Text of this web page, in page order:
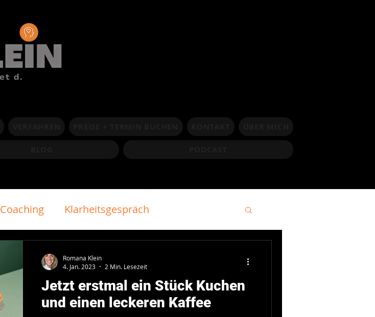
Coaching Klarheitsgespräch
Jetzt erstmal ein Stück Kuchen
und einen leckeren Kaffee
Romana Klein
4. Jan. 2023
2 Min. Lesezeit